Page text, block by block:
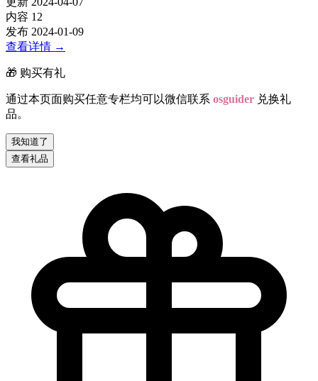
内容 12
发布 2024-01-09
查看详情 →
🎁 购买有礼
通过本页面购买任意专栏均可以微信联系 osguider 兑换礼
品。
我知道了
查看礼品